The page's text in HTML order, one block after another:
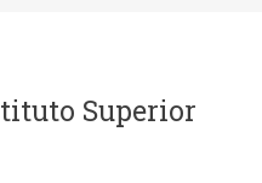
Superior